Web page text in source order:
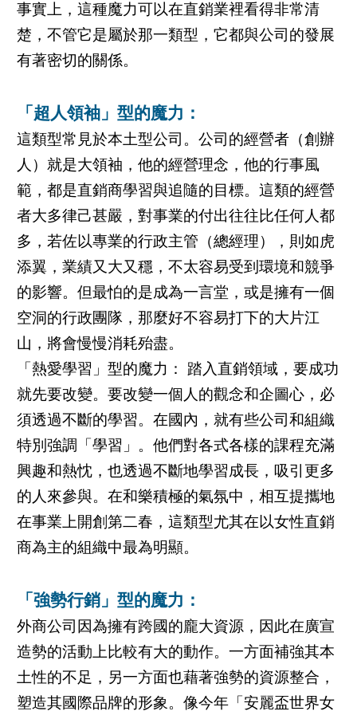
事實上，這種魔力可以在直銷業裡看得非常清
楚，不管它是屬於那一類型，它都與公司的發展
有著密切的關係。
「超人領袖」型的魔力：
這類型常見於本土型公司。公司的經營者（創辦
人）就是大領袖，他的經營理念，他的行事風
範，都是直銷商學習與追隨的目標。這類的經營
者大多律己甚嚴，對事業的付出往往比任何人都
多，若佐以專業的行政主管（總經理），則如虎
添翼，業績又大又穩，不太容易受到環境和競爭
的影響。但最怕的是成為一言堂，或是擁有一個
空洞的行政團隊，那麼好不容易打下的大片江
山，將會慢慢消耗殆盡。
「熱愛學習」型的魔力： 踏入直銷領域，要成功
就先要改變。要改變一個人的觀念和企圖心，必
須透過不斷的學習。在國內，就有些公司和組織
特別強調「學習」。他們對各式各樣的課程充滿
興趣和熱忱，也透過不斷地學習成長，吸引更多
的人來參與。在和樂積極的氣氛中，相互提攜地
在事業上開創第二春，這類型尤其在以女性直銷
商為主的組織中最為明顯。
「強勢行銷」型的魔力：
外商公司因為擁有跨國的龐大資源，因此在廣宣
造勢的活動上比較有大的動作。一方面補強其本
土性的不足，另一方面也藉著強勢的資源整合，
塑造其國際品牌的形象。像今年「安麗盃世界女